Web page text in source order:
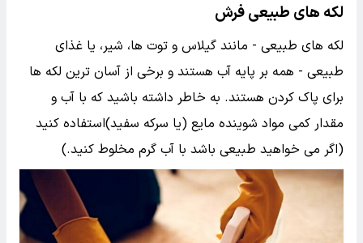
لکه های طبیعی فرش
لکه های طبیعی - مانند گیلاس و توت ها، شیر، یا غذای
طبیعی - همه بر پایه آب هستند و برخی از آسان ترین لکه ها
برای پاک کردن هستند. به خاطر داشته باشید که با آب و
مقدار کمی مواد شوینده مایع (یا سرکه سفید)استفاده کنید
(اگر می خواهید طبیعی باشد با آب گرم مخلوط کنید.)